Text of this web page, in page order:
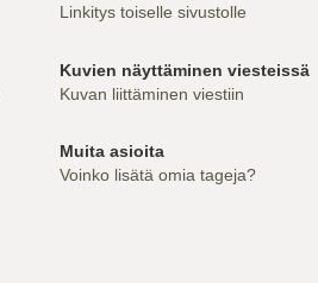
Linkitys toiselle sivustolle
Kuvien näyttäminen viesteissä
Kuvan liittäminen viestiin
Muita asioita
Voinko lisätä omia tageja?